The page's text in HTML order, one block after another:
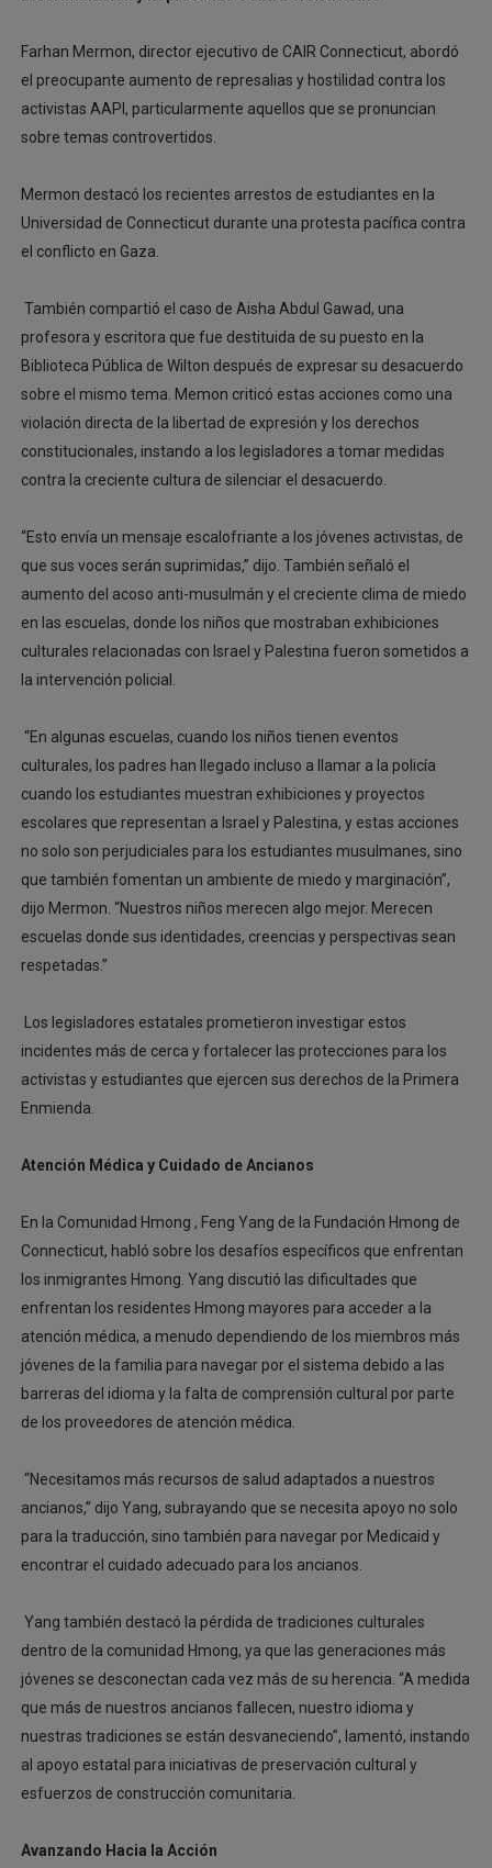
Farhan Mermon, director ejecutivo de CAIR Connecticut, abordó
el preocupante aumento de represalias y hostilidad contra los
activistas AAPI, particularmente aquellos que se pronuncian
sobre temas controvertidos.
Mermon destacó los recientes arrestos de estudiantes en la
Universidad de Connecticut durante una protesta pacífica contra
el conflicto en Gaza.
También compartió el caso de Aisha Abdul Gawad, una
profesora y escritora que fue destituida de su puesto en la
Biblioteca Pública de Wilton después de expresar su desacuerdo
sobre el mismo tema. Memon criticó estas acciones como una
violación directa de la libertad de expresión y los derechos
constitucionales, instando a los legisladores a tomar medidas
contra la creciente cultura de silenciar el desacuerdo.
“Esto envía un mensaje escalofriante a los jóvenes activistas, de
que sus voces serán suprimidas,” dijo. También señaló el
aumento del acoso anti-musulmán y el creciente clima de miedo
en las escuelas, donde los niños que mostraban exhibiciones
culturales relacionadas con Israel y Palestina fueron sometidos a
la intervención policial.
“En algunas escuelas, cuando los niños tienen eventos
culturales, los padres han llegado incluso a llamar a la policía
cuando los estudiantes muestran exhibiciones y proyectos
escolares que representan a Israel y Palestina, y estas acciones
no solo son perjudiciales para los estudiantes musulmanes, sino
que también fomentan un ambiente de miedo y marginación”,
dijo Mermon. “Nuestros niños merecen algo mejor. Merecen
escuelas donde sus identidades, creencias y perspectivas sean
respetadas.”
Los legisladores estatales prometieron investigar estos
incidentes más de cerca y fortalecer las protecciones para los
activistas y estudiantes que ejercen sus derechos de la Primera
Enmienda.
Atención Médica y Cuidado de Ancianos
En la Comunidad Hmong , Feng Yang de la Fundación Hmong de
Connecticut, habló sobre los desafíos específicos que enfrentan
los inmigrantes Hmong. Yang discutió las dificultades que
enfrentan los residentes Hmong mayores para acceder a la
atención médica, a menudo dependiendo de los miembros más
jóvenes de la familia para navegar por el sistema debido a las
barreras del idioma y la falta de comprensión cultural por parte
de los proveedores de atención médica.
“Necesitamos más recursos de salud adaptados a nuestros
ancianos,” dijo Yang, subrayando que se necesita apoyo no solo
para la traducción, sino también para navegar por Medicaid y
encontrar el cuidado adecuado para los ancianos.
Yang también destacó la pérdida de tradiciones culturales
dentro de la comunidad Hmong, ya que las generaciones más
jóvenes se desconectan cada vez más de su herencia. “A medida
que más de nuestros ancianos fallecen, nuestro idioma y
nuestras tradiciones se están desvaneciendo”, lamentó, instando
al apoyo estatal para iniciativas de preservación cultural y
esfuerzos de construcción comunitaria.
Avanzando Hacia la Acción